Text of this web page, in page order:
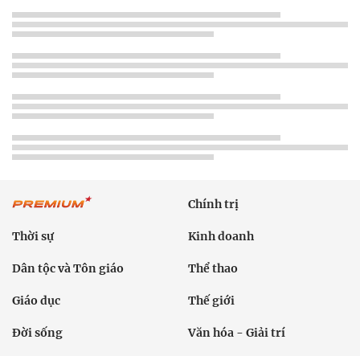
Chính trị
Thời sự Kinh doanh
Dân tộc và Tôn giáo Thể thao
Giáo dục Thế giới
Đời sống Văn hóa - Giải trí